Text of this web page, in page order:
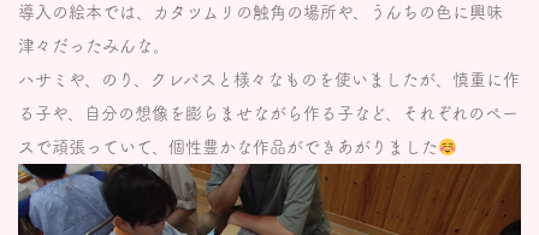
導入の絵本では、カタツムリの触角の場所や、うんちの色に興味
津々だったみんな。
ハサミや、のり、クレパスと様々なものを使いましたが、慎重に作
る子や、自分の想像を膨らませながら作る子など、それぞれのペー
スで頑張っていて、個性豊かな作品ができあがりました